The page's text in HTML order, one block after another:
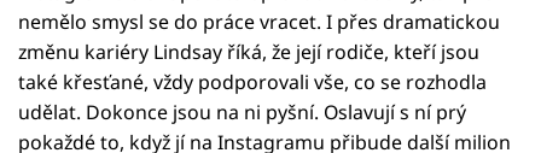
nemělo smysl se do práce vracet. I přes dramatickou
změnu kariéry Lindsay říká, že její rodiče, kteří jsou
také křesťané, vždy podporovali vše, co se rozhodla
udělat. Dokonce jsou na ni pyšní. Oslavují s ní prý
pokaždé to, když jí na Instagramu přibude další milion